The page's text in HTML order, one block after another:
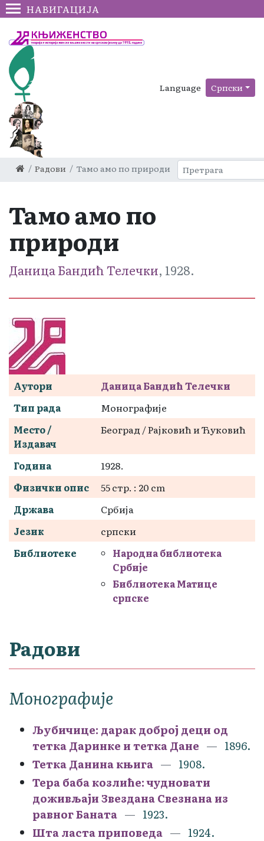
НАВИГАЦИЈА
Language Српски
Радови Тамо амо по природи
Тамо амо по
природи
Даница Бандић Телечки, 1928.
Аутори
Даница Бандић Телечки
Тип рада
Монографије
Место /
Издавач
Београд / Рајковић и Ћуковић
Година
1928.
Физички опис
55 стр. : 20 cm
Држава
Србија
Језик
српски
Библиотеке
Народна библиотека
Србије
Библиотека Матице
српске
Радови
Монографије
Љубичице: дарак доброј деци од
тетка Даринке и тетка Дане
1896.
Тетка Данина књига
1908.
Тера баба козлиће: чудновати
доживљаји Звездана Свезнана из
равног Баната
1923.
Шта ласта приповеда
1924.